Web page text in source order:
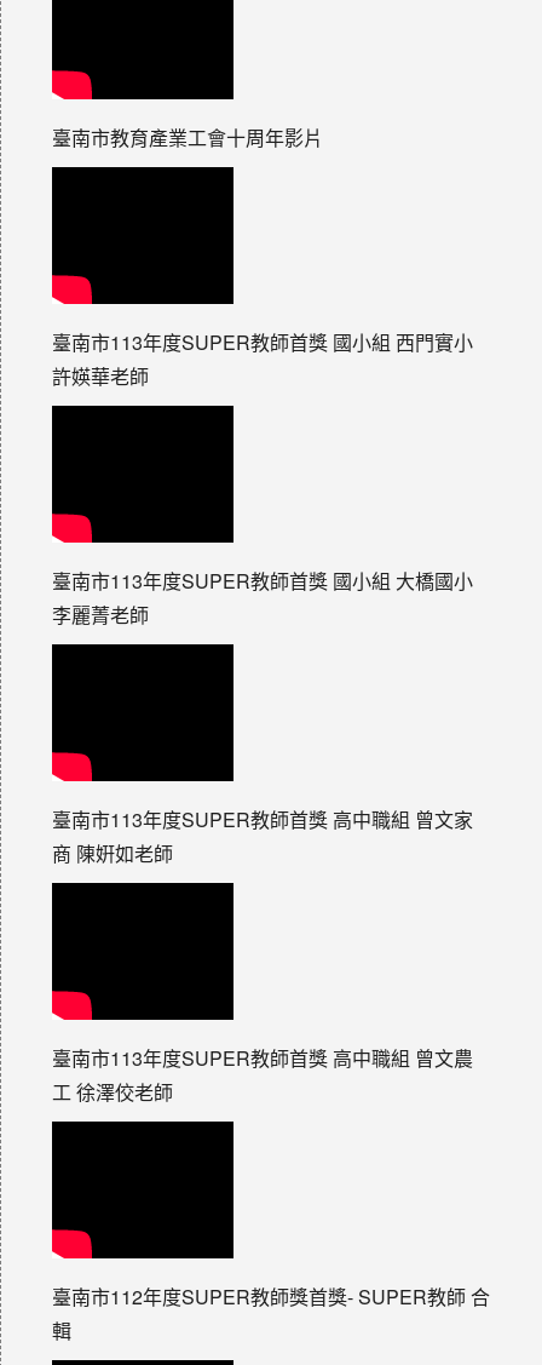
臺南市教育產業工會十周年影片
臺南市113年度SUPER教師首獎 國小組 西門實小
許媖華老師
臺南市113年度SUPER教師首獎 國小組 大橋國小
李麗菁老師
臺南市113年度SUPER教師首獎 高中職組 曾文家
商 陳姸如老師
臺南市113年度SUPER教師首獎 高中職組 曾文農
工 徐澤佼老師
臺南市112年度SUPER教師獎首獎- SUPER教師 合
輯